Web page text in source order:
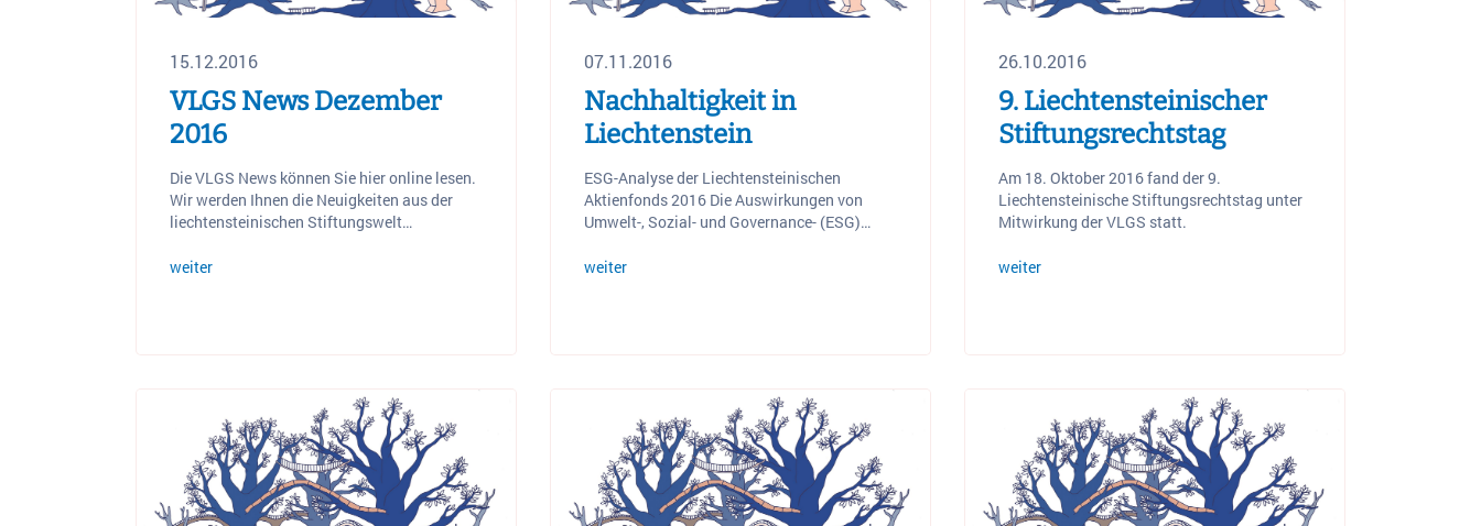
15.12.2016
VLGS News Dezember
2016
Die VLGS News können Sie hier online lesen.
Wir werden Ihnen die Neuigkeiten aus der
liechtensteinischen Stiftungswelt…
weiter
07.11.2016
Nachhaltigkeit in
Liechtenstein
ESG-Analyse der Liechtensteinischen
Aktienfonds 2016 Die Auswirkungen von
Umwelt-, Sozial- und Governance- (ESG)…
weiter
26.10.2016
9. Liechtensteinischer
Stiftungsrechtstag
Am 18. Oktober 2016 fand der 9.
Liechtensteinische Stiftungsrechtstag unter
Mitwirkung der VLGS statt.
weiter